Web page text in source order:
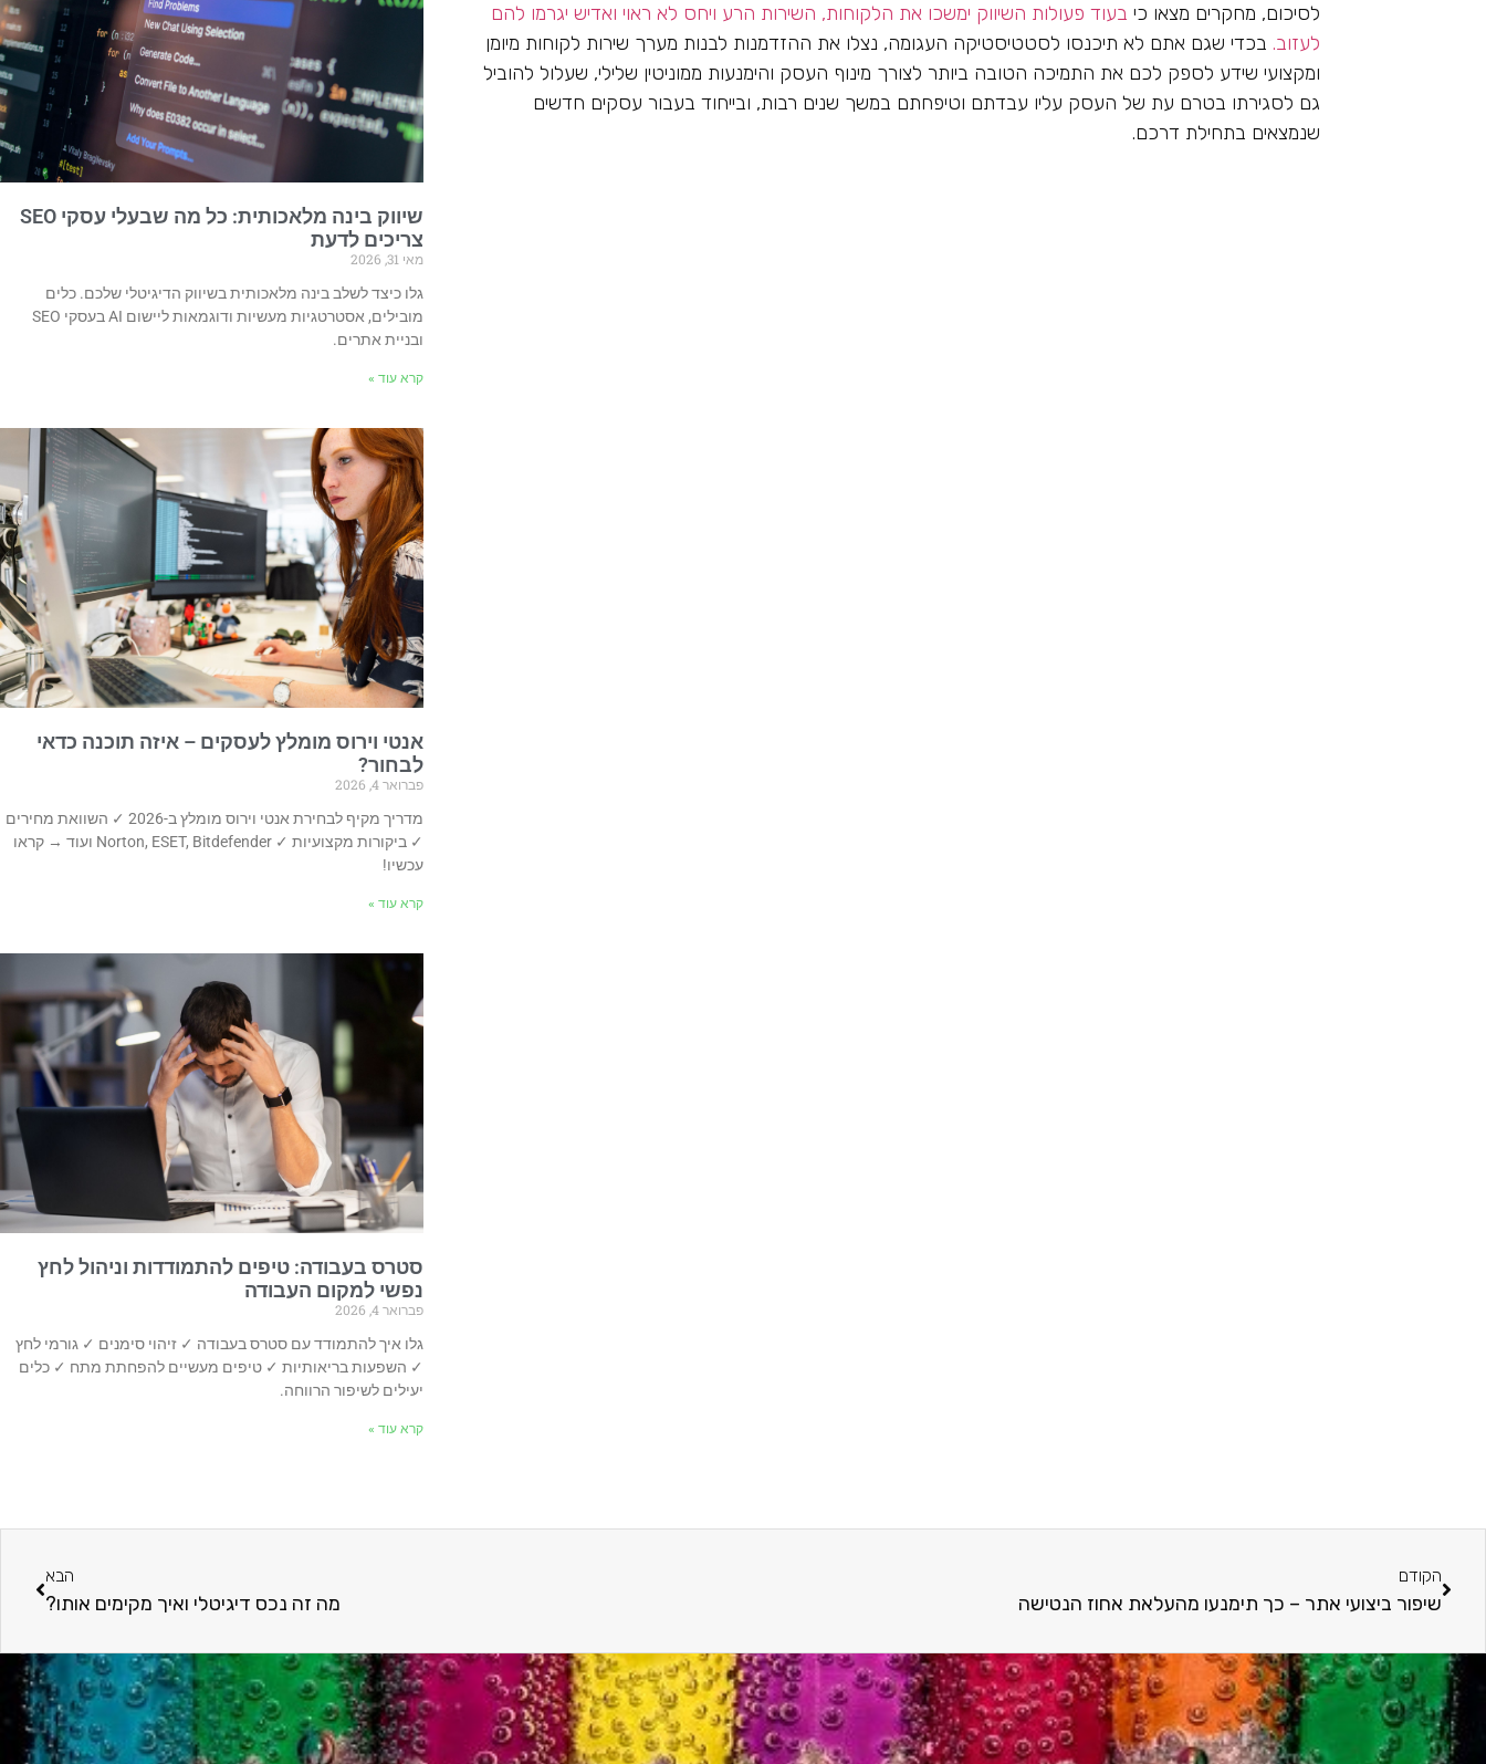
לסיכום, מחקרים מצאו כי בעוד פעולות השיווק ימשכו את הלקוחות, השירות הרע ויחס לא ראוי ואדיש יגרמו להם
לעזוב. בכדי שגם אתם לא תיכנסו לסטטיסטיקה העגומה, נצלו את ההזדמנות לבנות מערך שירות לקוחות מיומן
ומקצועי שידע לספק לכם את התמיכה הטובה ביותר לצורך מינוף העסק והימנעות ממוניטין שלילי, שעלול להוביל
גם לסגירתו בטרם עת של העסק עליו עבדתם וטיפחתם במשך שנים רבות, ובייחוד בעבור עסקים חדשים
שנמצאים בתחילת דרכם.
שיווק בינה מלאכותית: כל מה שבעלי עסקי SEO
צריכים לדעת
מאי 31, 2026
גלו כיצד לשלב בינה מלאכותית בשיווק הדיגיטלי שלכם. כלים
מובילים, אסטרטגיות מעשיות ודוגמאות ליישום AI בעסקי SEO
ובניית אתרים.
קרא עוד »
אנטי וירוס מומלץ לעסקים – איזה תוכנה כדאי
לבחור?
פברואר 4, 2026
מדריך מקיף לבחירת אנטי וירוס מומלץ ב-2026 ✓ השוואת מחירים
✓ ביקורות מקצועיות ✓ Norton, ESET, Bitdefender ועוד → קראו
עכשיו!
קרא עוד »
סטרס בעבודה: טיפים להתמודדות וניהול לחץ
נפשי למקום העבודה
פברואר 4, 2026
גלו איך להתמודד עם סטרס בעבודה ✓ זיהוי סימנים ✓ גורמי לחץ
✓ השפעות בריאותיות ✓ טיפים מעשיים להפחתת מתח ✓ כלים
יעילים לשיפור הרווחה.
קרא עוד »
הקודם
שיפור ביצועי אתר – כך תימנעו מהעלאת אחוז הנטישה
הבא
מה זה נכס דיגיטלי ואיך מקימים אותו?